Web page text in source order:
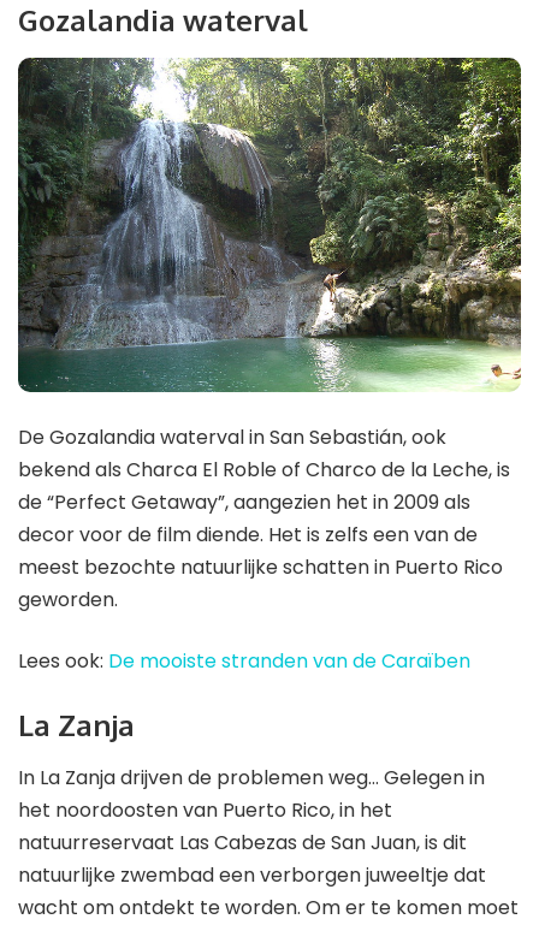
Gozalandia waterval
De Gozalandia waterval in San Sebastián, ook
bekend als Charca El Roble of Charco de la Leche, is
de “Perfect Getaway”, aangezien het in 2009 als
decor voor de film diende. Het is zelfs een van de
meest bezochte natuurlijke schatten in Puerto Rico
geworden.
Lees ook: De mooiste stranden van de Caraïben
La Zanja
In La Zanja drijven de problemen weg… Gelegen in
het noordoosten van Puerto Rico, in het
natuurreservaat Las Cabezas de San Juan, is dit
natuurlijke zwembad een verborgen juweeltje dat
wacht om ontdekt te worden. Om er te komen moet